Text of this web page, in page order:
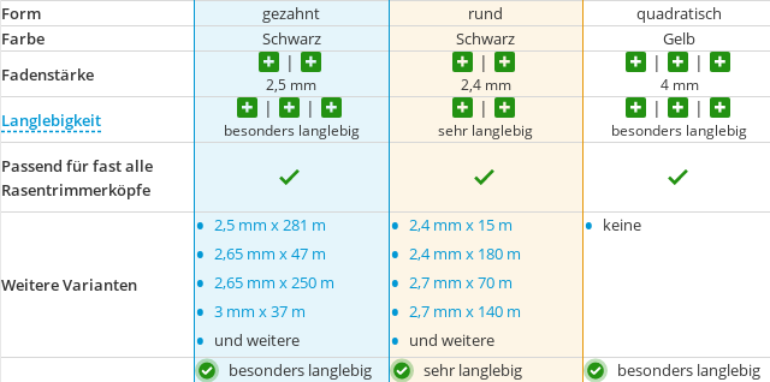
Form
gezahnt rund quadratisch
Farbe
Schwarz Schwarz Gelb
Fadenstärke
2,5 mm 2,4 mm 4 mm
Langlebigkeit besonders langlebig sehr langlebig besonders langlebig
Passend für fast alle
Rasentrimmerköpfe
Weitere Varianten
• 2,5 mm x 281 m
• 2,65 mm x 47 m
• 2,65 mm x 250 m
• 3 mm x 37 m
• und weitere
• 2,4 mm x 15 m
• 2,4 mm x 180 m
• 2,7 mm x 70 m
• 2,7 mm x 140 m
• und weitere
• keine
besonders langlebig
sehr langlebig
besonders langlebig